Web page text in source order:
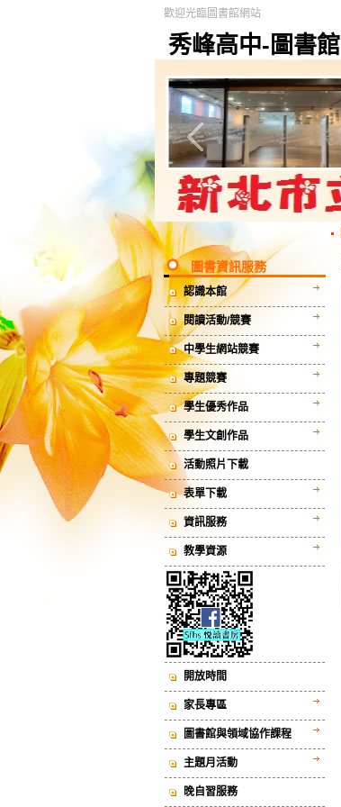
秀峰高中-圖書館
歡迎光臨圖書館網站
圖書資訊服務
認識本館
閱讀活動/競賽
中學生網站競賽
專題競賽
學生優秀作品
學生文創作品
活動照片下載
表單下載
資訊服務
教學資源
開放時間
家長專區
圖書館與領域協作課程
主題月活動
晚自習服務